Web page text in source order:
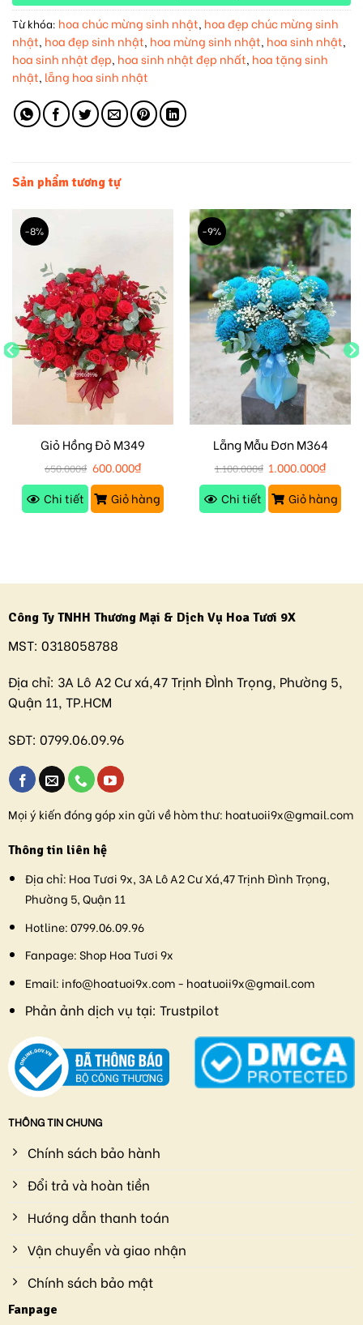
Từ khóa: hoa chúc mừng sinh nhật, hoa đẹp chúc mừng sinh
nhật, hoa đẹp sinh nhật, hoa mừng sinh nhật, hoa sinh nhật,
hoa sinh nhật đẹp, hoa sinh nhật đẹp nhất, hoa tặng sinh
nhật, lẵng hoa sinh nhật
Sản phẩm tương tự
-8%
Giỏ Hồng Đỏ M349
650.000₫ 600.000₫
Chi tiết
Giỏ hàng
-9%
Lẵng Mẫu Đơn M364
1.100.000₫ 1.000.000₫
Chi tiết
Giỏ hàng
Công Ty TNHH Thương Mại & Dịch Vụ Hoa Tươi 9X
MST: 0318058788
Địa chỉ: 3A Lô A2 Cư xá,47 Trịnh ĐÌnh Trọng, Phường 5,
Quận 11, TP.HCM
SĐT: 0799.06.09.96
Mọi ý kiến đóng góp xin gửi về hòm thư: hoatuoii9x@gmail.com
Thông tin liên hệ
Địa chỉ: Hoa Tươi 9x, 3A Lô A2 Cư Xá,47 Trịnh Đình Trọng,
Phường 5, Quận 11
Hotline:0799.06.09.96
Fanpage:Shop Hoa Tươi 9x
Email: info@hoatuoi9x.com - hoatuoii9x@gmail.com
Phản ảnh dịch vụ tại: Trustpilot
THÔNG TIN CHUNG
Chính sách bảo hành
Đổi trả và hoàn tiền
Hướng dẫn thanh toán
Vận chuyển và giao nhận
Chính sách bảo mật
Fanpage